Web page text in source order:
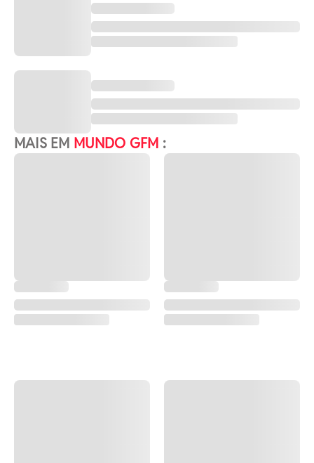
MAIS EM MUNDO GFM :